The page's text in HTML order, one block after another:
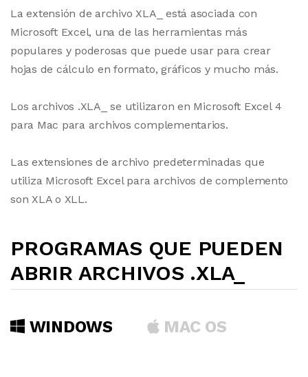
La extensión de archivo XLA_ está asociada con
Microsoft Excel, una de las herramientas más
populares y poderosas que puede usar para crear
hojas de cálculo en formato, gráficos y mucho más.
Los archivos .XLA_ se utilizaron en Microsoft Excel 4
para Mac para archivos complementarios.
Las extensiones de archivo predeterminadas que
utiliza Microsoft Excel para archivos de complemento
son XLA o XLL.
PROGRAMAS QUE PUEDEN
ABRIR ARCHIVOS .XLA_
WINDOWS MAC OS